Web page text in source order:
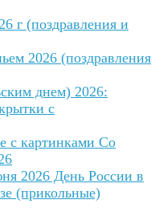
г (поздравления и
2026 (поздравления
днем) 2026:
с
с картинками Со
2026 День России в
(прикольные)